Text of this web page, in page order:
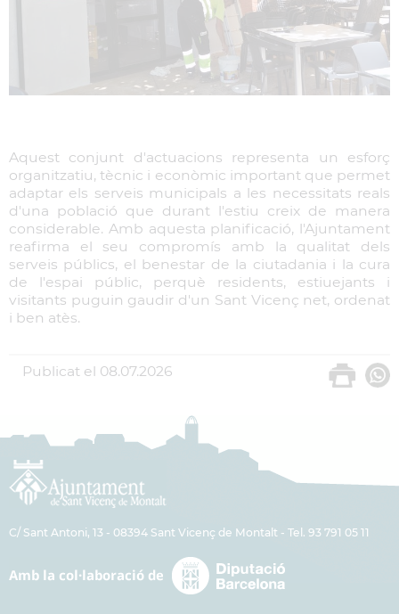
Aquest conjunt d'actuacions representa un esforç
organitzatiu, tècnic i econòmic important que permet
adaptar els serveis municipals a les necessitats reals
d'una població que durant l'estiu creix de manera
considerable. Amb aquesta planificació, l'Ajuntament
reafirma el seu compromís amb la qualitat dels
serveis públics, el benestar de la ciutadania i la cura
de l'espai públic, perquè residents, estiuejants i
visitants puguin gaudir d'un Sant Vicenç net, ordenat
i ben atès.
Publicat el 08.07.2026
C/ Sant Antoni, 13 - 08394 Sant Vicenç de Montalt - Tel. 93 791 05 11